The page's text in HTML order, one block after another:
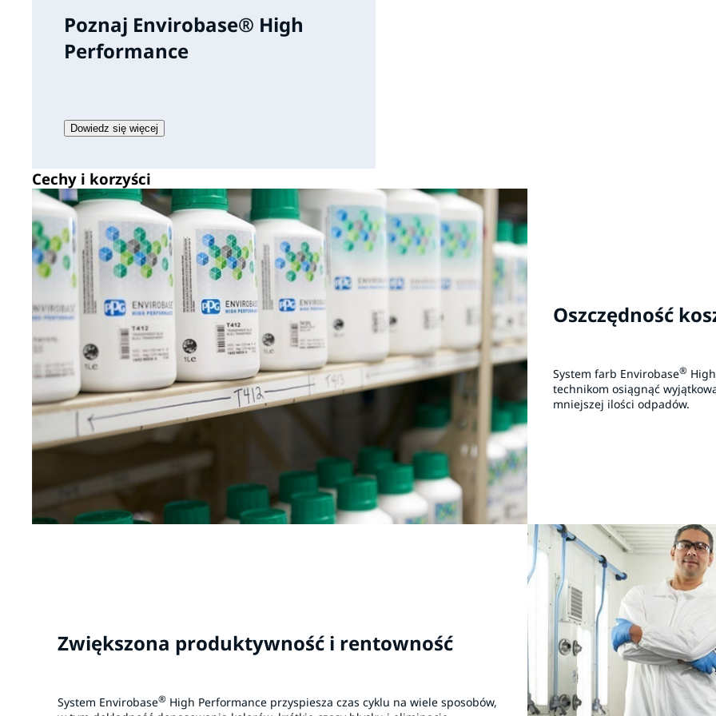
Poznaj Envirobase® High
Performance
Dowiedz się więcej
Cechy i korzyści
Oszczędność
System farb Envirobase®
technikom osiągnąć
mniejszej ilości odpadów.
Zwiększona produktywność i rentowność
System Envirobase® High Performance przyspiesza czas cyklu na wiele sposobów,